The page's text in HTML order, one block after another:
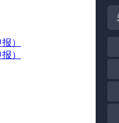
）
）